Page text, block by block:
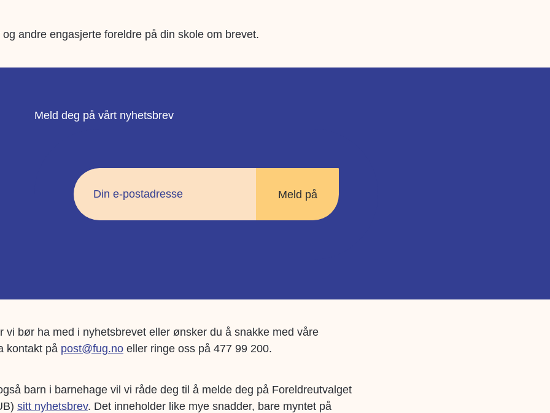
andre engasjerte foreldre på din skole om brevet.
Meld deg på vårt nyhetsbrev
vi bør ha med i nyhetsbrevet eller ønsker du å snakke med våre
kontakt på post@fug.no eller ringe oss på 477 99 200.
barn i barnehage vil vi råde deg til å melde deg på Foreldreutvalget
sitt nyhetsbrev. Det inneholder like mye snadder, bare myntet på